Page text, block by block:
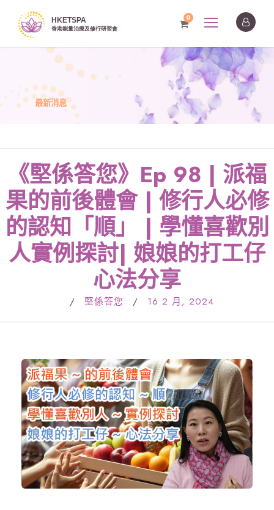
0
最新消息
《堅係答您》Ep 98 | 派福
果的前後體會 | 修行人必修
的認知「順」 | 學懂喜歡別
人實例探討| 娘娘的打工仔
心法分享
/ 堅係答您 / 16 2 月, 2024